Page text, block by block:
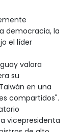
democracia, la
el líder
valora
su
en una
compartidos".
vicepresidenta